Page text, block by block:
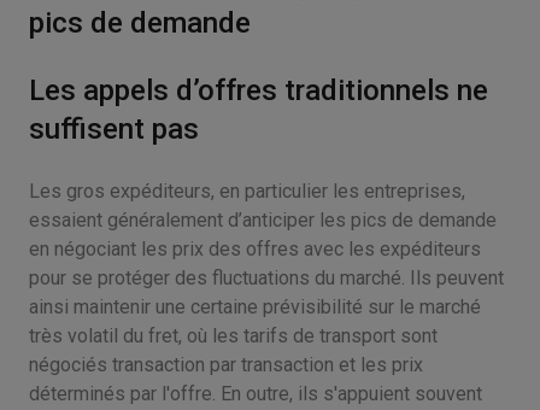
pics de demande
Les appels d’offres traditionnels ne
suffisent pas
Les gros expéditeurs, en particulier les entreprises,
essaient généralement d’anticiper les pics de demande
en négociant les prix des offres avec les expéditeurs
pour se protéger des fluctuations du marché. Ils peuvent
ainsi maintenir une certaine prévisibilité sur le marché
très volatil du fret, où les tarifs de transport sont
négociés transaction par transaction et les prix
déterminés par l'offre. En outre, ils s'appuient souvent